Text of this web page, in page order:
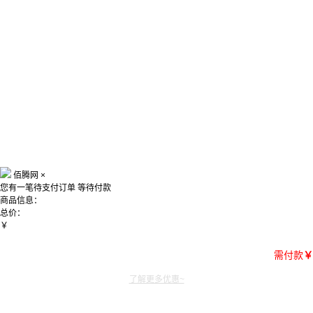
佰腾网 ×
您有一笔待支付订单 等待付款
商品信息：
总价：
￥
需付款￥
了解更多优惠~